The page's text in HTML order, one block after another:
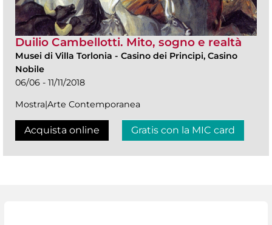
Duilio Cambellotti. Mito, sogno e realtà
Musei di Villa Torlonia - Casino dei Principi, Casino
Nobile
06/06 - 11/11/2018
Mostra|Arte Contemporanea
Acquista online Gratis con la MIC card